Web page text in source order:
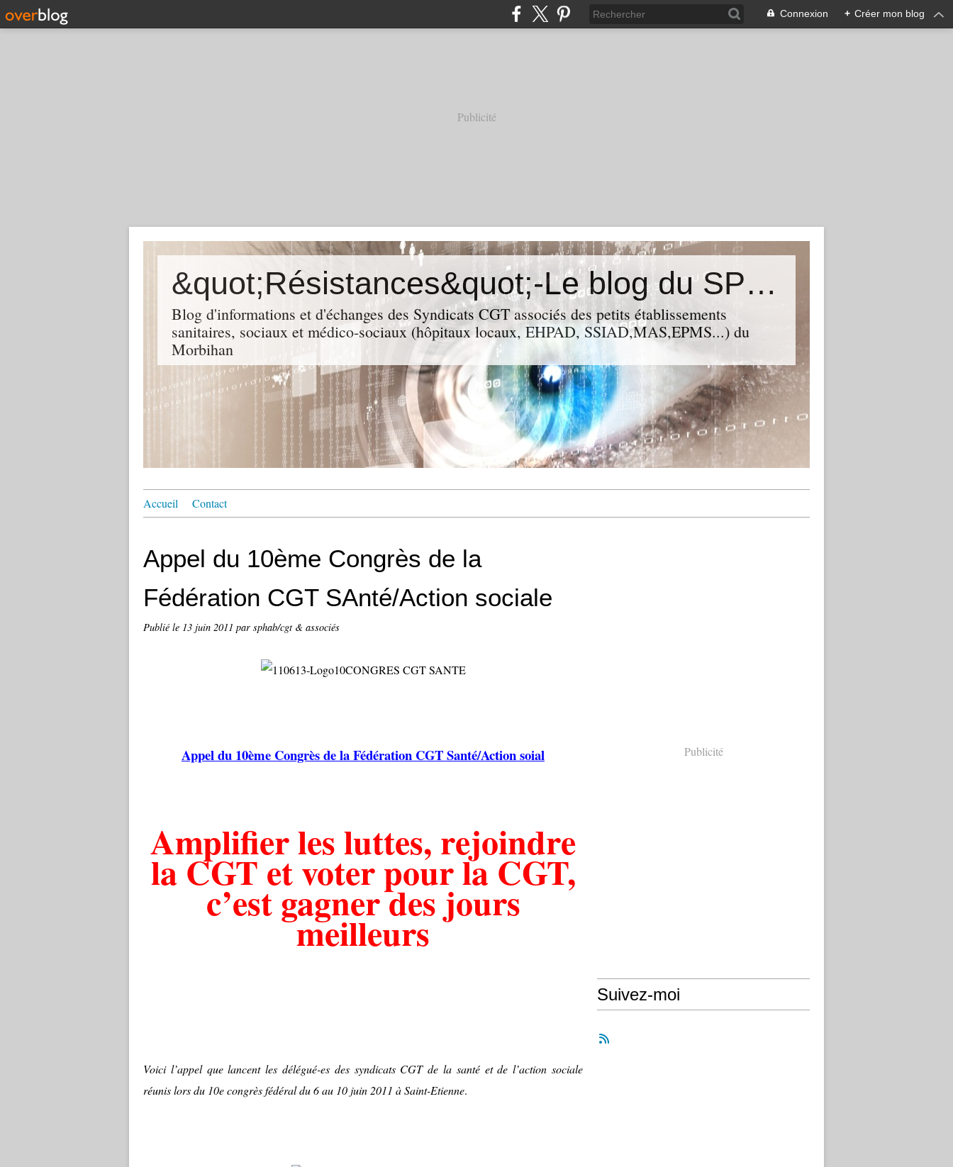
Connexion + Créer mon blog
Publicité
&quot;Résistances&quot;-Le blog du SPHAB/CGT (56-Guémené-sur-Scorff) et des Syndicats CGT associés des petits établissements sanitaires, sociaux et médico-sociaux du Morbihan qui résistent à la casse
Blog d'informations et d'échanges des Syndicats CGT associés des petits établissements
sanitaires, sociaux et médico-sociaux (hôpitaux locaux, EHPAD, SSIAD,MAS,EPMS...) du
Morbihan
Accueil Contact
Appel du 10ème Congrès de la
Fédération CGT SAnté/Action sociale
Publié le 13 juin 2011 par sphab/cgt & associés
Appel du 10ème Congrès de la Fédération CGT Santé/Action soial
Amplifier les luttes, rejoindre
la CGT et voter pour la CGT,
c’est gagner des jours
meilleurs
Voici l’appel que lancent les délégué-es des syndicats CGT de la santé et de l’action sociale
réunis lors du 10e congrès fédéral du 6 au 10 juin 2011 à Saint-Etienne.
Publicité
Suivez-moi